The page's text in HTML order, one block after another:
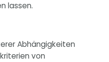
lassen.
Abhängigkeiten
von